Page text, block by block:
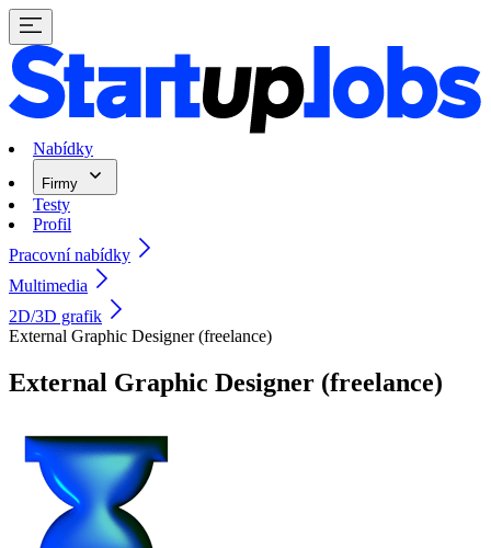
Nabídky
Firmy
Testy
Profil
Pracovní nabídky
Multimedia
2D/3D grafik
External Graphic Designer (freelance)
External Graphic Designer (freelance)